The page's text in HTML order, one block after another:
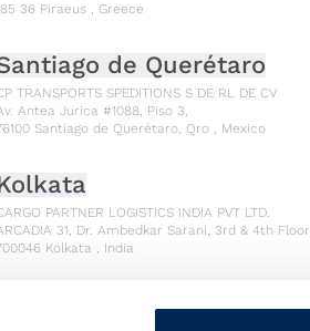
36 Piraeus , Greece
de Querétaro
TRANSPORTS SPEDITIONS S DE RL DE CV
Antea Jurica #1088, Piso 3,
Santiago de Querétaro, Qro , Mexico
PARTNER LOGISTICS INDIA PVT LTD.
31, Dr. Ambedkar Sarani, 3rd & 4th Floor
Kolkata , India